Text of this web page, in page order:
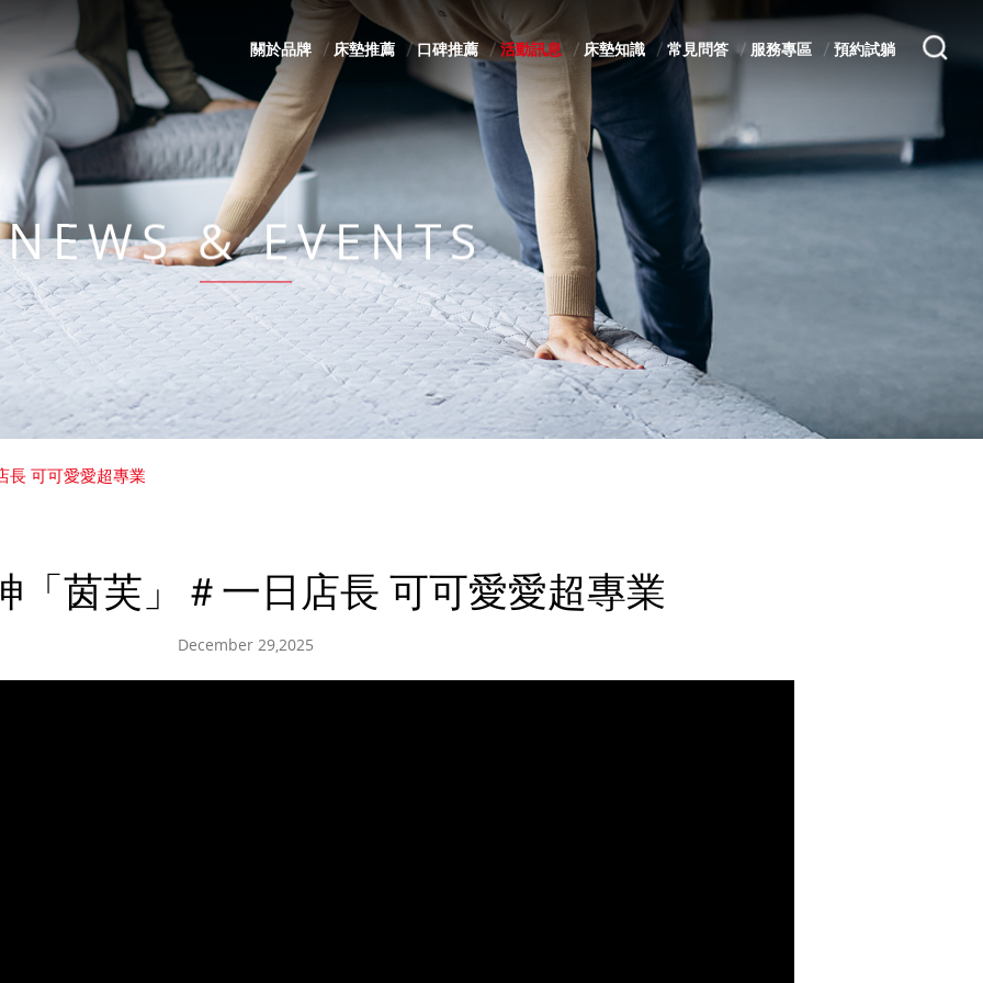
關於品牌 床墊推薦 口碑推薦 活動訊息 床墊知識 常見問答 服務專區 預約試躺
NEWS & EVENTS
長 可可愛愛超專業
「茵芙」＃一日店長 可可愛愛超專業
December 29,2025